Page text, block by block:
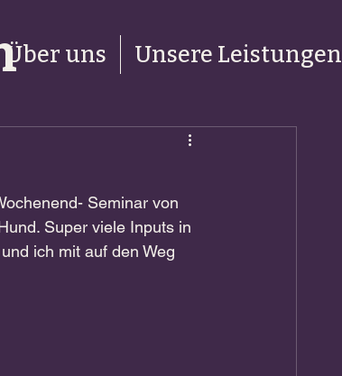
Über uns Unsere Leistungen
Seminar von
Super viele Inputs in
ich mit auf den Weg